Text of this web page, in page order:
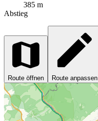
385 m
Abstieg
Route öffnen Route anpassen